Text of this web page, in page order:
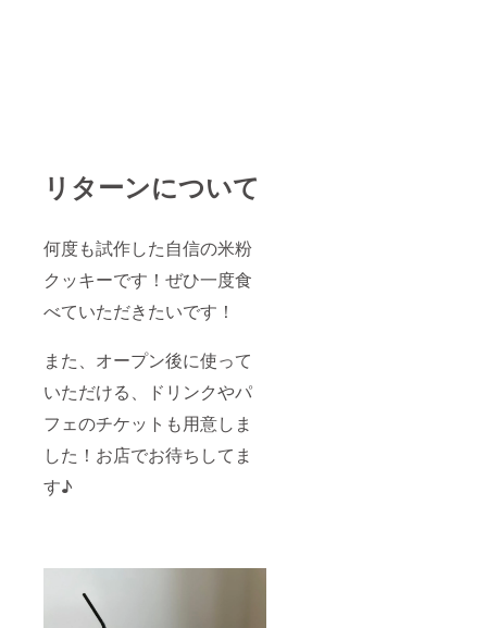
リターンについて
何度も試作した自信の米粉
クッキーです！ぜひ一度食
べていただきたいです！
また、オープン後に使って
いただける、ドリンクやパ
フェのチケットも用意しま
した！お店でお待ちしてま
す♪